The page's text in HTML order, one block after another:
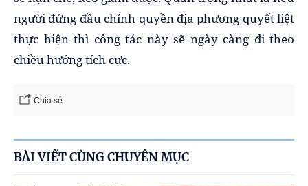
người đứng đầu chính quyền địa phương quyết liệt
thực hiện thì công tác này sẽ ngày càng đi theo
chiều hướng tích cực.
Chia sẻ
BÀI VIẾT CÙNG CHUYÊN MỤC